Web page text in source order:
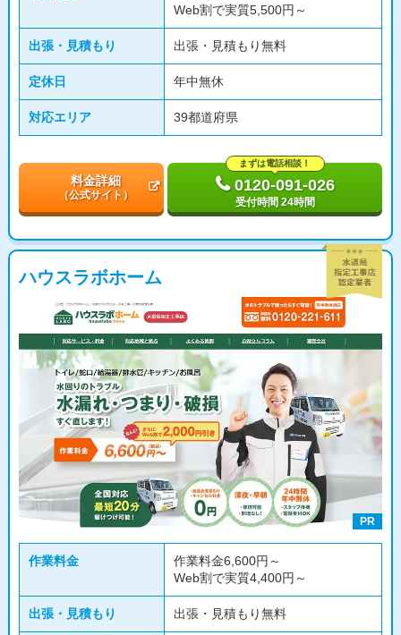
Web割で実質5,500円～
出張・見積もり 出張・見積もり無料
定休日 年中無休
対応エリア 39都道府県
料金詳細
（公式サイト）
まずは電話相談！
0120-091-026
受付時間 24時間
ハウスラボホーム
PR
作業料金
作業料金6,600円～
Web割で実質4,400円～
出張・見積もり 出張・見積もり無料